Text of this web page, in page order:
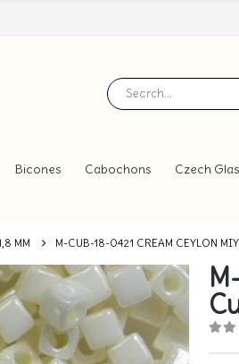
Bicones Cabochons Czech Glas
MM M-CUB-18-0421 CREAM CEYLON